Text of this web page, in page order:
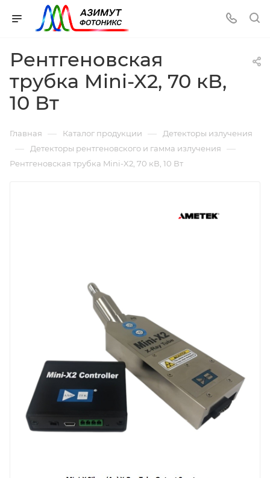
Рентгеновская
трубка Mini-X2, 70 кВ,
10 Вт
Главная — Каталог продукции — Детекторы излучения
— Детекторы рентгеновского и гамма излучения —
Рентгеновская трубка Mini-X2, 70 кВ, 10 Вт